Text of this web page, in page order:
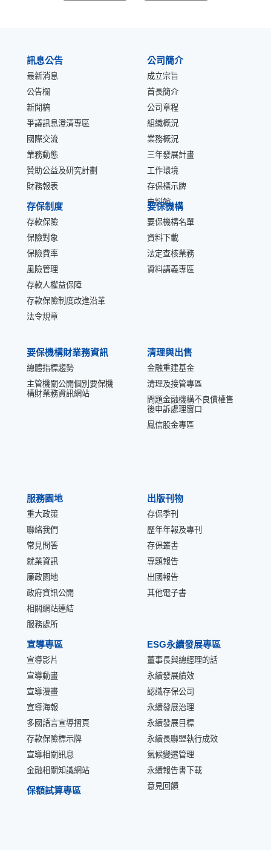
訊息公告
最新消息
公告欄
新聞稿
爭議訊息澄清專區
國際交流
業務動態
贊助公益及研究計劃
財務報表
公司簡介
成立宗旨
首長簡介
公司章程
組織概況
業務概況
三年發展計畫
工作環境
存保標示牌
史料館
存保制度
存款保險
保險對象
保險費率
風險管理
存款人權益保障
存款保險制度改進沿革
法令規章
要保機構
要保機構名單
資料下載
法定查核業務
資料講義專區
要保機構財業務資訊
總體指標趨勢
主管機關公開個別要保機
構財業務資訊網站
清理與出售
金融重建基金
清理及接管專區
問題金融機構不良債權售
後申訴處理窗口
鳳信股金專區
服務園地
重大政策
聯絡我們
常見問答
就業資訊
廉政園地
政府資訊公開
相關網站連結
服務處所
出版刊物
存保季刊
歷年年報及專刊
存保叢書
專題報告
出國報告
其他電子書
宣導專區
宣導影片
宣導動畫
宣導漫畫
宣導海報
多國語言宣導摺頁
存款保險標示牌
宣導相關訊息
金融相關知識網站
ESG永續發展專區
董事長與總經理的話
永續發展績效
認識存保公司
永續發展治理
永續發展目標
永續長聯盟執行成效
氣候變遷管理
永續報告書下載
意見回饋
保額試算專區